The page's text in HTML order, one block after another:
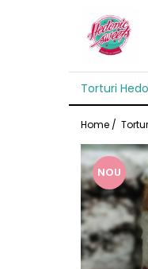
Torturi Hedonice
Sortimente torturi
Torturi personalizate
Torturi Cifra/Litera
Torturi evenimente
Monoportii tort
Torturi nunta
Torturi
Home /
NOU